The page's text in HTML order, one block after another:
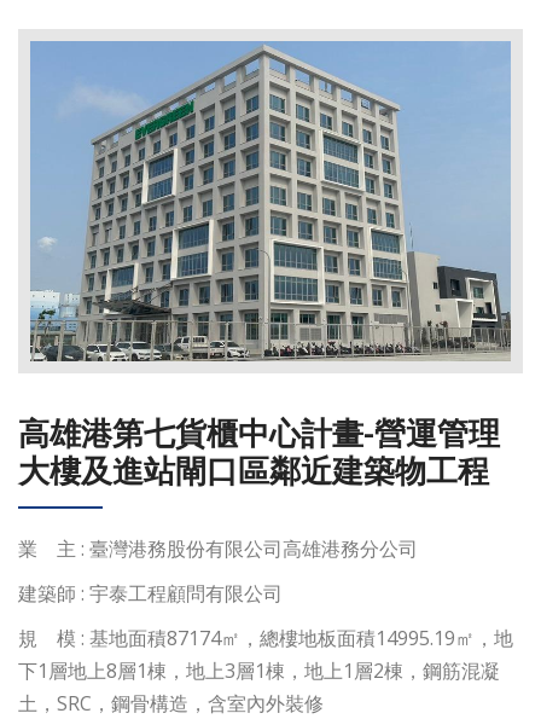
⾼雄港第七貨櫃中⼼計畫-營運管理
⼤樓及進站閘⼝區鄰近建築物⼯程
業 主 : 臺灣港務股份有限公司高雄港務分公司
建築師 : 宇泰工程顧問有限公司
規 模 : 基地面積87174㎡，總樓地板面積14995.19㎡，地
下1層地上8層1棟，地上3層1棟，地上1層2棟，鋼筋混凝
土，SRC，鋼骨構造，含室內外裝修